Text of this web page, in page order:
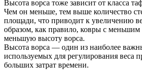
Высота ворса тоже зависит от класса
Чем он меньше, тем выше количество
площади, что приводит к увеличению
образом, как правило, ковры с
меньшую высоту ворса.
Высота ворса — один из наиболее
используемых для регулирования веса
больших затрат времени.